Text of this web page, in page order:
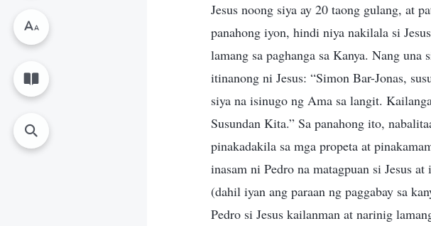
Jesus noong siya ay 20 taong gulang, at
panahong iyon, hindi niya nakilala si
lamang sa paghanga sa Kanya. Nang
itinanong ni Jesus: “Simon Bar-Jonas,
siya na isinugo ng Ama sa langit.
Susundan Kita.” Sa panahong ito,
pinakadakila sa mga propeta at
inasam ni Pedro na matagpuan si Jesus
(dahil iyan ang paraan ng paggabay sa
Pedro si Jesus kailanman at narinig